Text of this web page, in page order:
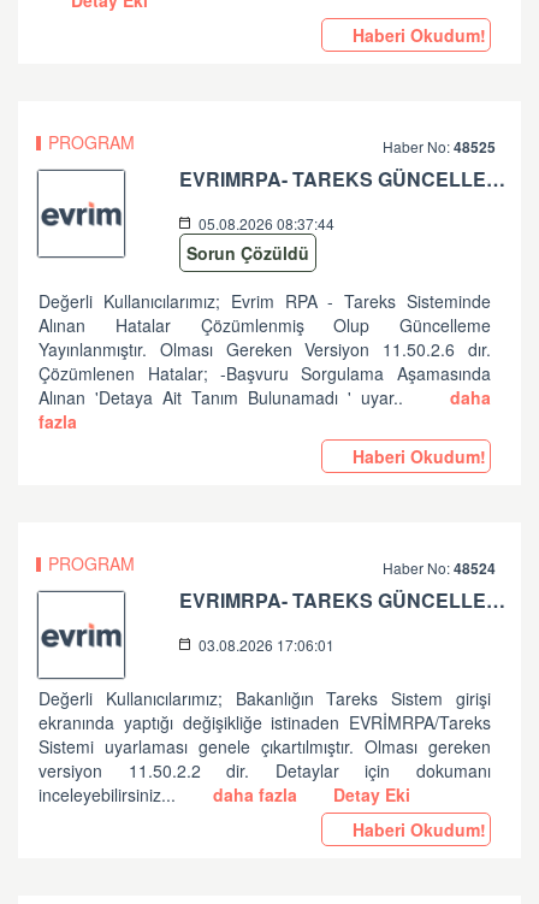
Haberi Okudum!
PROGRAM Haber No:48525
EVRIMRPA- TAREKS GÜNCELLEMESI HAKKINDA (V: 11.50.2.6 BU VERSIYONDA EVRIMRPA- TAREKS MODULÜNDE GÜNCELLEME YAPILMIŞTIR. )
05.08.2026 08:37:44
Sorun Çözüldü
Değerli Kullanıcılarımız; Evrim RPA - Tareks Sisteminde
Alınan Hatalar Çözümlenmiş Olup Güncelleme
Yayınlanmıştır. Olması Gereken Versiyon 11.50.2.6 dır.
Çözümlenen Hatalar; -Başvuru Sorgulama Aşamasında
Alınan 'Detaya Ait Tanım Bulunamadı ' uyar..
daha
fazla
Haberi Okudum!
PROGRAM Haber No:48524
EVRIMRPA- TAREKS GÜNCELLEMESI HAKKINDA (V: 11.50.2.2)
03.08.2026 17:06:01
Değerli Kullanıcılarımız; Bakanlığın Tareks Sistem girişi
ekranında yaptığı değişikliğe istinaden EVRİMRPA/Tareks
Sistemi uyarlaması genele çıkartılmıştır. Olması gereken
versiyon 11.50.2.2 dir. Detaylar için dokumanı
inceleyebilirsiniz...
daha fazla
Detay Eki
Haberi Okudum!